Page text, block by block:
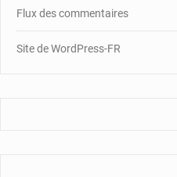
Flux des commentaires
Site de WordPress-FR